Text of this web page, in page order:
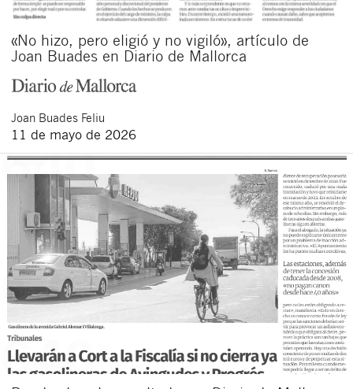
«No hizo, pero eligió y no vigiló», artículo de
Joan Buades en Diario de Mallorca
Joan Buades Feliu
11 de mayo de 2026